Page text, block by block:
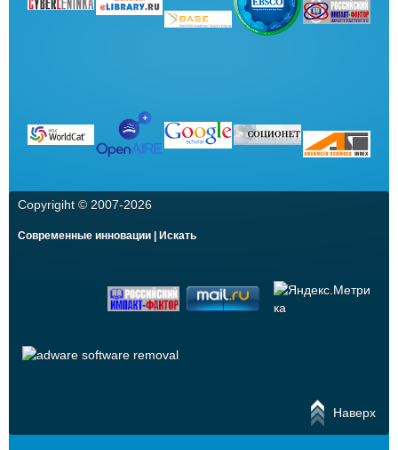
Copyrigiht © 2007-2026
Современные инновации | Искать
Наверх